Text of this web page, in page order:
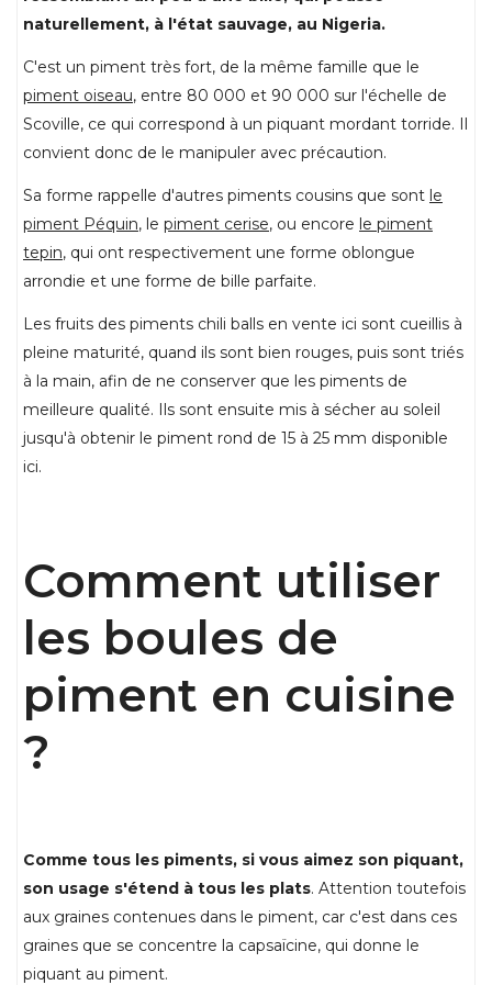
naturellement, à l'état sauvage, au Nigeria.
C'est un piment très fort, de la même famille que le
piment oiseau, entre 80 000 et 90 000 sur l'échelle de
Scoville, ce qui correspond à un piquant mordant torride. Il
convient donc de le manipuler avec précaution.
Sa forme rappelle d'autres piments cousins que sont le
piment Péquin, le piment cerise, ou encore le piment
tepin, qui ont respectivement une forme oblongue
arrondie et une forme de bille parfaite.
Les fruits des piments chili balls en vente ici sont cueillis à
pleine maturité, quand ils sont bien rouges, puis sont triés
à la main, afin de ne conserver que les piments de
meilleure qualité. Ils sont ensuite mis à sécher au soleil
jusqu'à obtenir le piment rond de 15 à 25 mm disponible
ici.
Comment utiliser
les boules de
piment en cuisine
?
Comme tous les piments, si vous aimez son piquant,
son usage s'étend à tous les plats. Attention toutefois
aux graines contenues dans le piment, car c'est dans ces
graines que se concentre la capsaïcine, qui donne le
piquant au piment.